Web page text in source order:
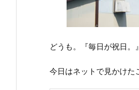
どうも。『毎日が祝日。
今日はネットで見かけた